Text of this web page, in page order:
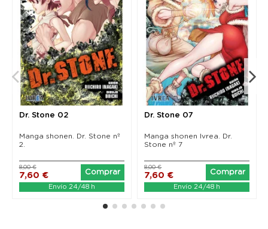
combinación de cerebro y músculos como piedra
fundacional para esta nueva Edad de Piedra de la
humanidad? Todas estas dudas y muchas más serán
respondidas en el mismísi- mo primer tomo, abriendo
el abanico de incógnitas para explorar este nuevo
mundo
Dr. Stone 02
Manga shonen. Dr. Stone nº
2.
7,60 €
8,00 €
Comprar
Envío 24/48 h
Dr. Stone 07
Manga shonen Ivrea. Dr.
Stone nº 7
7,60 €
8,00 €
Comprar
Envío 24/48 h